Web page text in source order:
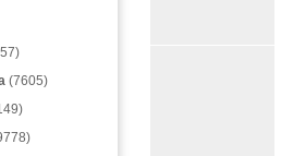
(7605)